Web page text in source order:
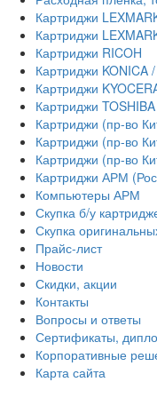
Картриджи
Картриджи
Картриджи RICOH
Картриджи KONICA
Картриджи
Картриджи TOSHIBA
Картриджи (пр-во
Картриджи (пр-во
Картриджи (пр-во
Картриджи АРМ
Компьютеры АРМ
Скупка б/у
Скупка
Прайс-лист
Новости
Скидки, акции
Контакты
Вопросы и ответы
Сертификаты,
Корпоративные
Карта сайта